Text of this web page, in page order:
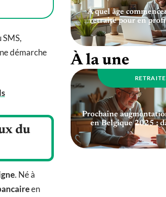
démarche
du
. Né à
en
À quel âge
retraite pour en
À la une
RETRAITE
Prochaine
en Belgique 2025 :